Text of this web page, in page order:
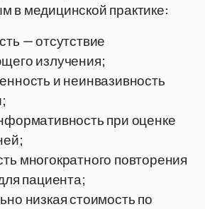
в медицинской практике:
— отсутствие
излучения;
и неинвазивность
при оценке
многократного повторения
пациента;
низкая стоимость по